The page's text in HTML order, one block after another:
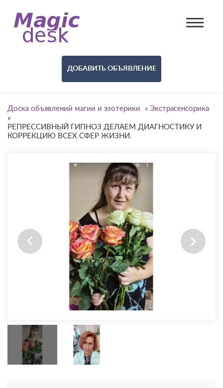
ДОБАВИТЬ ОБЪЯВЛЕНИЕ
Доска объявлений магии и эзотерики » Экстрасенсорика
»
РЕПРЕССИВНЫЙ ГИПНОЗ ДЕЛАЕМ ДИАГНОСТИКУ И
КОРРЕКЦИЮ ВСЕХ СФЕР ЖИЗНИ.